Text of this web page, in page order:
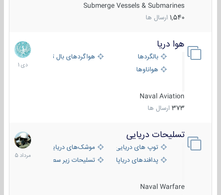
Submerge Vessels & Submarines
1,540 ارسال ها
هوا دریا
بالگردها
هواگردهای بال ثابت
هواناوها
Naval Aviation
373 ارسال ها
12
دی
1401
تسلیحات دریایی
توپ های دریایی
موشک‌های دریایی
پدافندهای دریاپایه
تسلیحات زیر سطحی
Naval Warfare
2
مرداد
1405